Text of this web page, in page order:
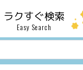
ラクすぐ検索
Easy Search